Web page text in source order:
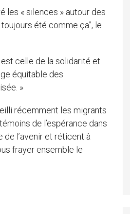
les « silences » autour des
été comme ça”, le
est celle de la solidarité et
équitable des
»
récemment les migrants
de l’espérance dans
l’avenir et réticent à
frayer ensemble le